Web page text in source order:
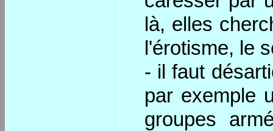
là, elles
l'érotisme, le
- il faut
par exemple
groupes